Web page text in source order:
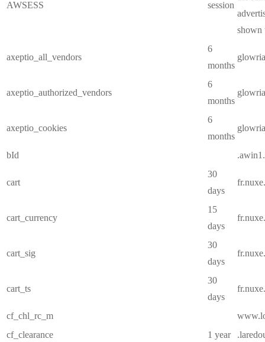
AWSESS session
shown
axeptio_all_vendors
6
months
axeptio_authorized_vendors
6
months
axeptio_cookies
6
months
bId
cart
30
days
cart_currency
15
days
cart_sig
30
days
cart_ts
30
days
cf_chl_rc_m
cf_clearance
1 year